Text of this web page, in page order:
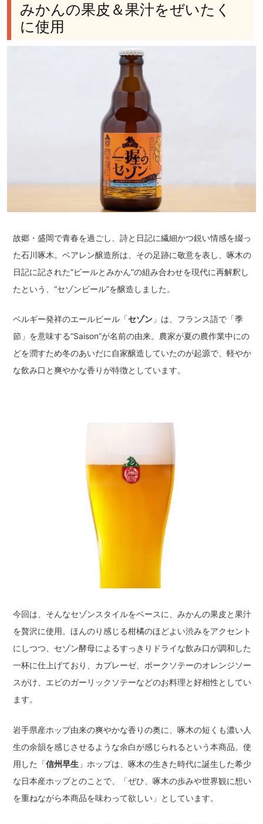
みかんの果皮＆果汁をぜいたく
に使用
故郷・盛岡で青春を過ごし、詩と日記に繊細かつ鋭い情感を綴っ
た石川啄木。ベアレン醸造所は、その足跡に敬意を表し、啄木の
日記に記された“ビールとみかん”の組み合わせを現代に再解釈し
たという、“セゾンビール”を醸造しました。
ベルギー発祥のエールビール「セゾン 」は、フランス語で「季
節」を意味する“Saison”が名前の由来。農家が夏の農作業中にの
どを潤すため冬のあいだに自家醸造していたのが起源で、軽やか
な飲み口と爽やかな香りが特徴としています。
今回は、そんなセゾンスタイルをベースに、みかんの果皮と果汁
を贅沢に使用。ほんのり感じる柑橘のほどよい渋みをアクセント
にしつつ、セゾン酵母によるすっきりドライな飲み口が調和した
一杯に仕上げており、カプレーゼ、ポークソテーのオレンジソー
スがけ、エビのガーリックソテーなどのお料理と好相性としてい
ます。
岩手県産ホップ由来の爽やかな香りの奥に、啄木の短くも濃い人
生の余韻を感じさせるような余白が感じられるという本商品。使
用した「信州早生 」ホップは、啄木の生きた時代に誕生した希少
な日本産ホップとのことで、「ぜひ、啄木の歩みや世界観に想い
を重ねながら本商品を味わって欲しい」としています。